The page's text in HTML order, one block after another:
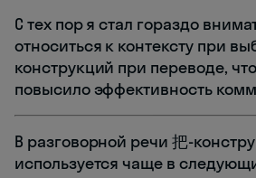
С тех пор я стал гораздо
относиться к контексту при
конструкций при переводе,
повысило эффективность
В разговорной речи 把-
используется чаще в